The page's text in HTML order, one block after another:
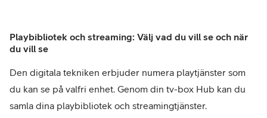
Playbibliotek och streaming: Välj vad du vill se och när
du vill se
Den digitala tekniken erbjuder numera playtjänster som
du kan se på valfri enhet. Genom din tv-box Hub kan du
samla dina playbibliotek och streamingtjänster.